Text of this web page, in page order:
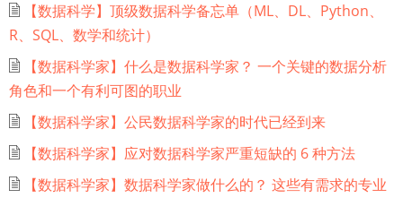
【数据科学】顶级数据科学备忘单（ML、DL、Python、
R、SQL、数学和统计）
【数据科学家】什么是数据科学家？ 一个关键的数据分析
角色和一个有利可图的职业
【数据科学家】公民数据科学家的时代已经到来
【数据科学家】应对数据科学家严重短缺的 6 种方法
【数据科学家】数据科学家做什么的？ 这些有需求的专业